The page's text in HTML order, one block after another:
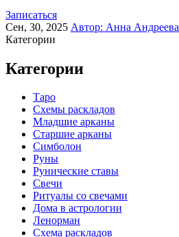
Записаться
Сен, 30, 2025 Автор: Анна Андреева
Категории
Категории
Таро
Схемы раскладов
Младшие арканы
Старшие арканы
Симболон
Руны
Рунические ставы
Свечи
Ритуалы со свечами
Дома в астрологии
Ленорман
Схема раскладов